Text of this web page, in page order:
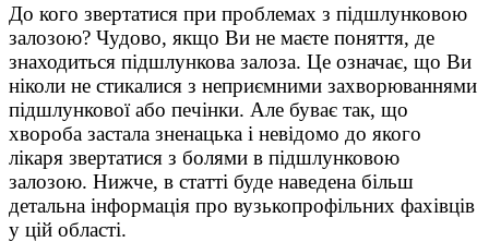
До кого звертатися при проблемах з підшлунковою
залозою? Чудово, якщо Ви не маєте поняття, де
знаходиться підшлункова залоза. Це означає, що Ви
ніколи не стикалися з неприємними захворюваннями
підшлункової або печінки. Але буває так, що
хвороба застала зненацька і невідомо до якого
лікаря звертатися з болями в підшлунковою
залозою. Нижче, в статті буде наведена більш
детальна інформація про вузькопрофільних фахівців
у цій області.